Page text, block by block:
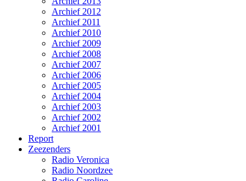
Archief 2012
Archief 2011
Archief 2010
Archief 2009
Archief 2008
Archief 2007
Archief 2006
Archief 2005
Archief 2004
Archief 2003
Archief 2002
Archief 2001
Report
Zeezenders
Radio Veronica
Radio Noordzee